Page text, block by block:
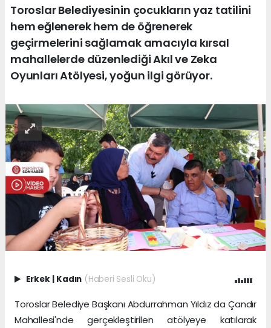
Toroslar Belediyesinin çocukların yaz tatilini
hem eğlenerek hem de öğrenerek
geçirmelerini sağlamak amacıyla kırsal
mahallelerde düzenlediği Akıl ve Zeka
Oyunları Atölyesi, yoğun ilgi görüyor.
Erkek | Kadın (Haberi Sesli Oku)
Toroslar Belediye Başkanı Abdurrahman Yıldız da Çandır
Mahallesi'nde gerçekleştirilen atölyeye katılarak